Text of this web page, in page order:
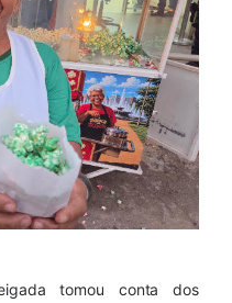
tomou conta dos